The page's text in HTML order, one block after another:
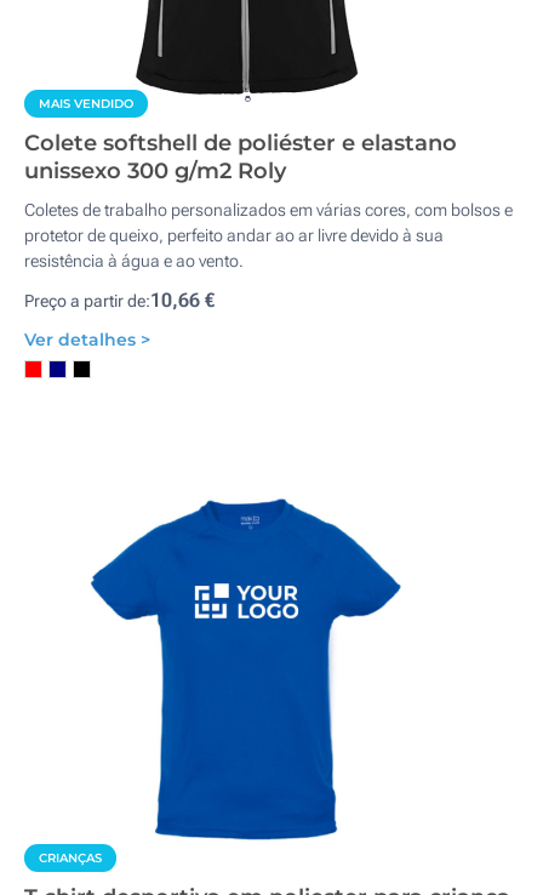
MAIS VENDIDO
Colete softshell de poliéster e elastano
unissexo 300 g/m2 Roly
Coletes de trabalho personalizados em várias cores, com bolsos e
protetor de queixo, perfeito andar ao ar livre devido à sua
resistência à água e ao vento.
Preço a partir de:10,66 €
Ver detalhes >
CRIANÇAS